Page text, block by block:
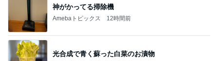
神がかってる掃除機
Amebaトピックス 12時間前
光合成で青く蘇った白菜のお漬物